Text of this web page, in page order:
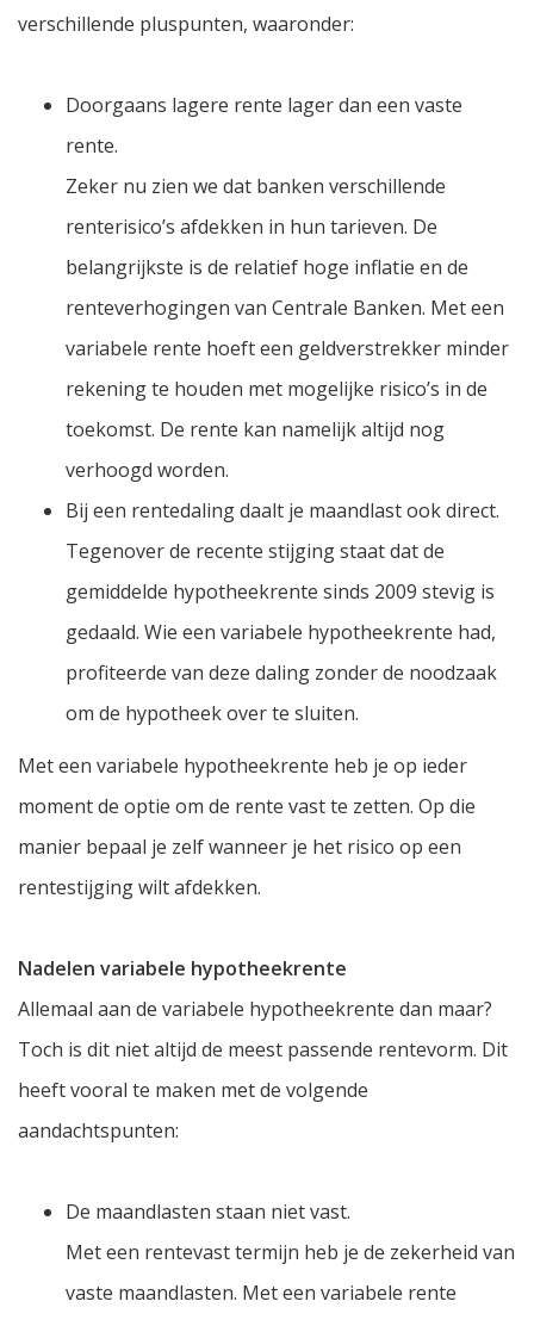
verschillende pluspunten, waaronder:
Doorgaans lagere rente lager dan een vaste
rente.
Zeker nu zien we dat banken verschillende
renterisico’s afdekken in hun tarieven. De
belangrijkste is de relatief hoge inflatie en de
renteverhogingen van Centrale Banken. Met een
variabele rente hoeft een geldverstrekker minder
rekening te houden met mogelijke risico’s in de
toekomst. De rente kan namelijk altijd nog
verhoogd worden.
Bij een rentedaling daalt je maandlast ook direct.
Tegenover de recente stijging staat dat de
gemiddelde hypotheekrente sinds 2009 stevig is
gedaald. Wie een variabele hypotheekrente had,
profiteerde van deze daling zonder de noodzaak
om de hypotheek over te sluiten.
Met een variabele hypotheekrente heb je op ieder
moment de optie om de rente vast te zetten. Op die
manier bepaal je zelf wanneer je het risico op een
rentestijging wilt afdekken.
Nadelen variabele hypotheekrente
Allemaal aan de variabele hypotheekrente dan maar?
Toch is dit niet altijd de meest passende rentevorm. Dit
heeft vooral te maken met de volgende
aandachtspunten:
De maandlasten staan niet vast.
Met een rentevast termijn heb je de zekerheid van
vaste maandlasten. Met een variabele rente